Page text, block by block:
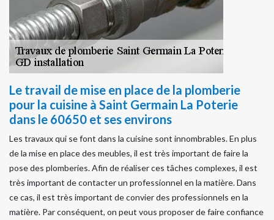
Le travail de mise en place de la plomberie
pour la cuisine à Saint Germain La Poterie
dans le 60650 et ses environs
Les travaux qui se font dans la cuisine sont innombrables. En plus
de la mise en place des meubles, il est très important de faire la
pose des plomberies. Afin de réaliser ces tâches complexes, il est
très important de contacter un professionnel en la matière. Dans
ce cas, il est très important de convier des professionnels en la
matière. Par conséquent, on peut vous proposer de faire confiance